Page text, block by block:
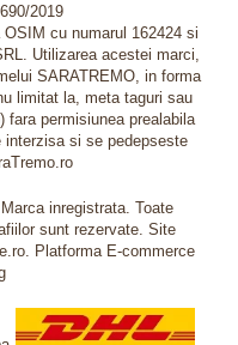
2019
cu numarul 162424 si
Utilizarea acestei marci,
SARATREMO, in forma
limitat la, meta taguri sau
fara permisiunea prealabila
si se pedepseste
inregistrata. Toate
sunt rezervate. Site
Platforma E-commerce